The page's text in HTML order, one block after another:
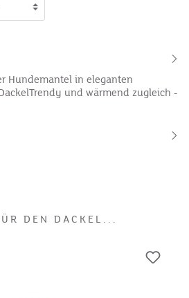
Hundemantel in eleganten
und wärmend zugleich -
DEN DACKEL...